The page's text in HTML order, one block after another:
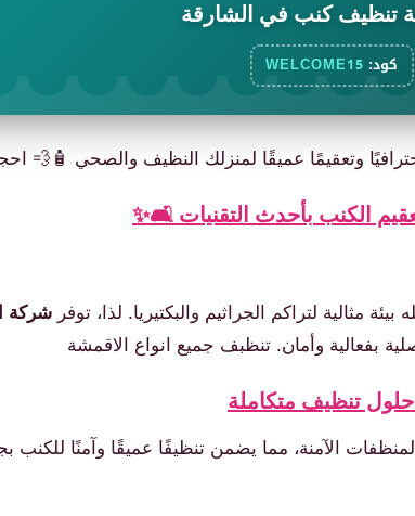
تنظيف كنب في الشارقة
كود: WELCOME15
وتعقيمًا عميقًا لمنزلك النظيف والصحي 🧴💨
الكنب بأحدث التقنيات 🛋️✨
مثالية لتراكم الجراثيم والبكتيريا. لذا، توفر شركة
بفعالية وأمان. تنظبف جميع انواع الاقمشة
تنظيف متكاملة
الآمنة، مما يضمن تنظيفًا عميقًا وآمنًا للكنب